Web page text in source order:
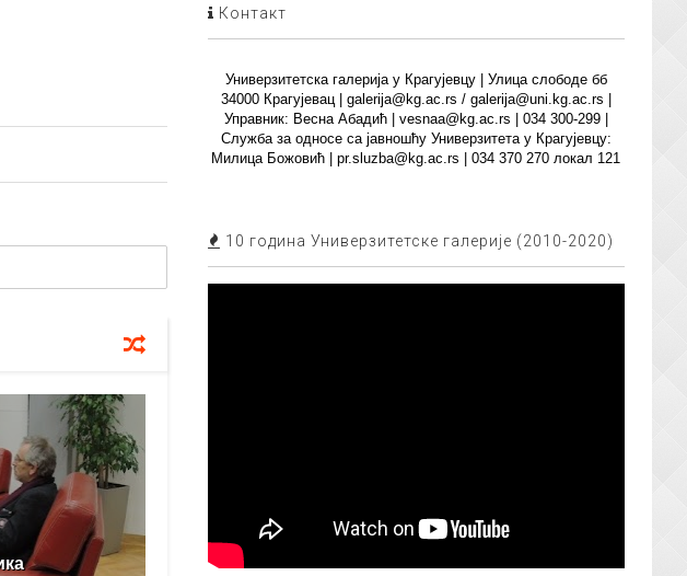
Контакт
Универзитетска галерија у Крагујевцу | Улица слободе бб
34000 Крагујевац | galerija@kg.ac.rs / galerija@uni.kg.ac.rs |
Управник: Весна Абадић | vesnaa@kg.ac.rs | 034 300-299 |
Служба за односе са јавношћу Универзитета у Крагујевцу:
Милица Божовић | pr.sluzba@kg.ac.rs | 034 370 270 локал 121
10 година Универзитетске галерије (2010-2020)